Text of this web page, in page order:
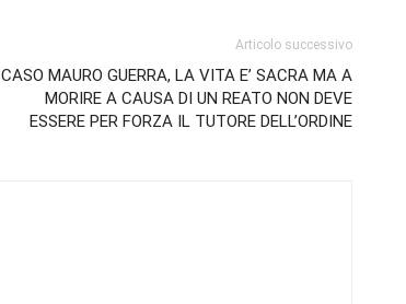
Articolo successivo
CASO MAURO GUERRA, LA VITA E’ SACRA MA A
MORIRE A CAUSA DI UN REATO NON DEVE
ESSERE PER FORZA IL TUTORE DELL’ORDINE